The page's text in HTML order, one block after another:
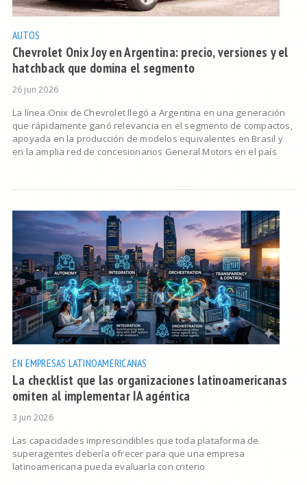
AUTOS
Chevrolet Onix Joy en Argentina: precio, versiones y el
hatchback que domina el segmento
26 jun 2026
La línea Onix de Chevrolet llegó a Argentina en una generación
que rápidamente ganó relevancia en el segmento de compactos,
apoyada en la producción de modelos equivalentes en Brasil y
en la amplia red de concesionarios General Motors en el país
EN EMPRESAS LATINOAMERICANAS
La checklist que las organizaciones latinoamericanas
omiten al implementar IA agéntica
3 jun 2026
Las capacidades imprescindibles que toda plataforma de
superagentes debería ofrecer para que una empresa
latinoamericana pueda evaluarla con criterio